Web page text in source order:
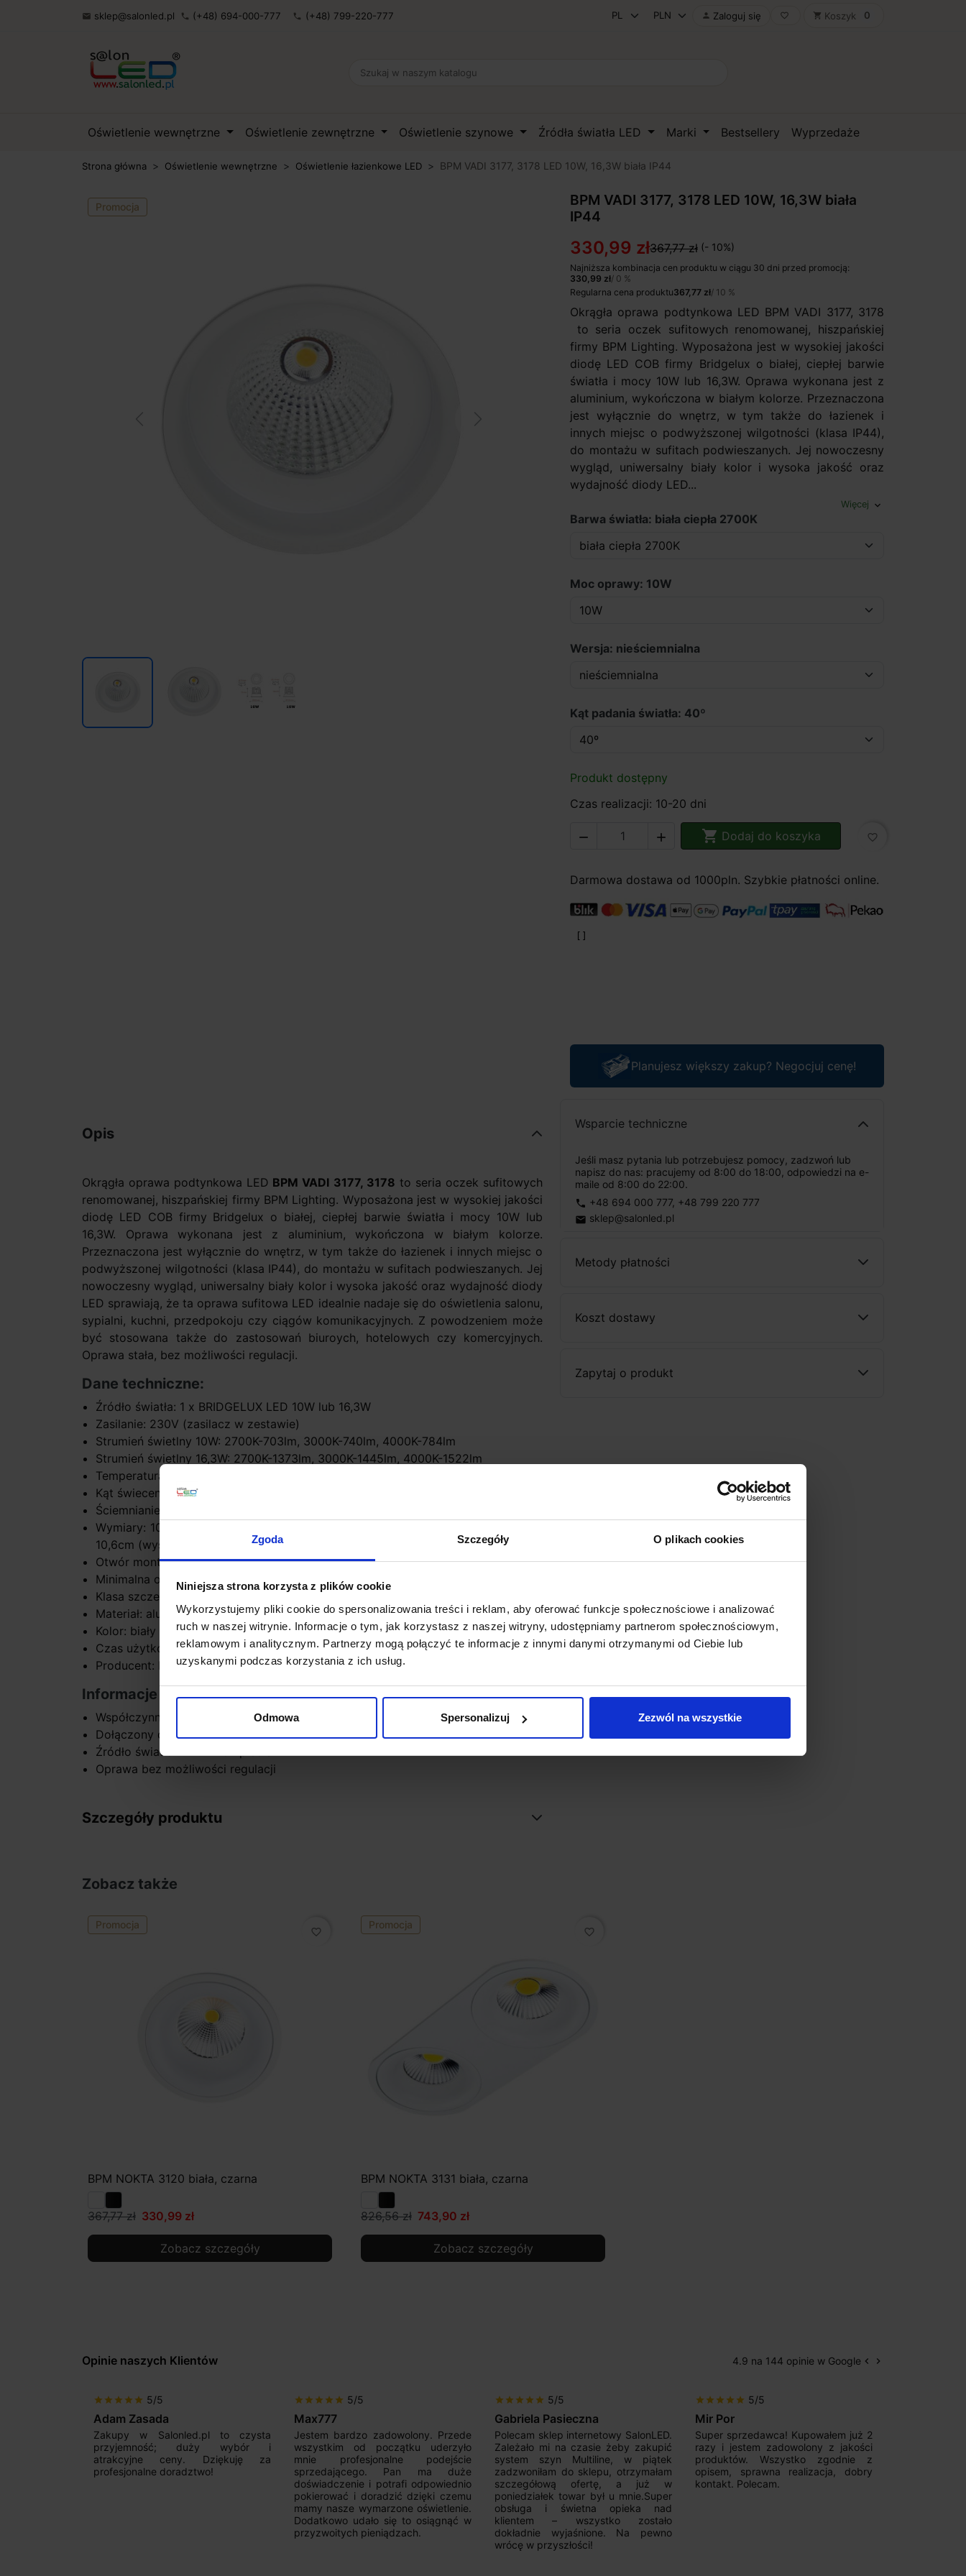
Zgoda Szczegóły O plikach cookies
Niniejsza strona korzysta z plików cookie
Wykorzystujemy pliki cookie do spersonalizowania treści i reklam, aby oferować funkcje społecznościowe i analizować
ruch w naszej witrynie. Informacje o tym, jak korzystasz z naszej witryny, udostępniamy partnerom społecznościowym,
reklamowym i analitycznym. Partnerzy mogą połączyć te informacje z innymi danymi otrzymanymi od Ciebie lub
uzyskanymi podczas korzystania z ich usług.
Odmowa Spersonalizuj Zezwól na wszystkie
 sklep@salonled.pl phone (+48) 694-000-777 phone (+48) 799-220-777  Zaloguj się favorite_border shopping_cart Koszyk 0
Oświetlenie wewnętrzne Oświetlenie zewnętrzne Oświetlenie szynowe Źródła światła LED Marki Bestsellery Wyprzedaże
Strona główna Oświetlenie wewnętrzne Oświetlenie łazienkowe LED BPM VADI 3177, 3178 LED 10W, 16,3W biała IP44
Promocja
BPM VADI 3177, 3178 LED 10W, 16,3W biała
IP44
330,99 zł367,77 zł (- 10%)
Najniższa kombinacja cen produktu w ciągu 30 dni przed promocją:
330,99 zł/ 0 %
Regularna cena produktu367,77 zł/ 10 %
Okrągła oprawa podtynkowa LED BPM VADI 3177, 3178
to seria oczek sufitowych renomowanej, hiszpańskiej
firmy BPM Lighting. Wyposażona jest w wysokiej jakości
diodę LED COB firmy Bridgelux o białej, ciepłej barwie
światła i mocy 10W lub 16,3W. Oprawa wykonana jest z
aluminium, wykończona w białym kolorze. Przeznaczona
jest wyłącznie do wnętrz, w tym także do łazienek i
innych miejsc o podwyższonej wilgotności (klasa IP44),
do montażu w sufitach podwieszanych. Jej nowoczesny
wygląd, uniwersalny biały kolor i wysoka jakość oraz
wydajność diody LED...
Więcej expand_more
Barwa światła: biała ciepła 2700K
Moc oprawy: 10W
Wersja: nieściemnialna
Kąt padania światła: 40º
Produkt dostępny
Czas realizacji: 10-20 dni
   Dodaj do koszyka favorite_border
Darmowa dostawa od 1000pln. Szybkie płatności online.
Planujesz większy zakup? Negocjuj cenę!
Wsparcie techniczne
Jeśli masz pytania lub potrzebujesz pomocy, zadzwoń lub
napisz do nas: pracujemy od 8:00 do 18:00, odpowiedzi na e-
maile od 8:00 do 22:00.
phone +48 694 000 777, +48 799 220 777
email sklep@salonled.pl
Metody płatności
Koszt dostawy
Zapytaj o produkt
Opis
Okrągła oprawa podtynkowa LED BPM VADI 3177, 3178 to seria oczek sufitowych
renomowanej, hiszpańskiej firmy BPM Lighting. Wyposażona jest w wysokiej jakości
diodę LED COB firmy Bridgelux o białej, ciepłej barwie światła i mocy 10W lub
16,3W. Oprawa wykonana jest z aluminium, wykończona w białym kolorze.
Przeznaczona jest wyłącznie do wnętrz, w tym także do łazienek i innych miejsc o
podwyższonej wilgotności (klasa IP44), do montażu w sufitach podwieszanych. Jej
nowoczesny wygląd, uniwersalny biały kolor i wysoka jakość oraz wydajność diody
LED sprawiają, że ta oprawa sufitowa LED idealnie nadaje się do oświetlenia salonu,
sypialni, kuchni, przedpokoju czy ciągów komunikacyjnych. Z powodzeniem może
być stosowana także do zastosowań biuroych, hotelowych czy komercyjnych.
Oprawa stała, bez możliwości regulacji.
Dane techniczne:
Źródło światła: 1 x BRIDGELUX LED 10W lub 16,3W
Zasilanie: 230V (zasilacz w zestawie)
Strumień świetlny 10W: 2700K-703lm, 3000K-740lm, 4000K-784lm
Strumień świetlny 16,3W: 2700K-1373lm, 3000K-1445lm, 4000K-1522lm
Temperatura barwy światła: 2700K, 3000K (biała ciepła), 4000K (biała)
Kąt świecenia 40º/60º
Ściemnianie 1-10V, DALI, SwitchDIM
Wymiary: 10W- 8,2cm (średnica) x 7,3cm (wysokość), 16,3W- 12,4cm (średnica) x
10,6cm (wysokość)
Otwór montażowy: 7,5 cm lub 11,4
Minimalna odległość od oświetlanego obiektu: 0,5m
Klasa szczelności: IP44
Materiał: aluminium
Kolor: biały
Czas użytkowania: do 50 000 h
Producent: BPM Lighting
Informacje dodatkowe:
Współczynnik oddawania barw CRI > 90
Dołączony do zestawu zasilacz zewnętrzny
Źródło światła LED w komplecie
Oprawa bez możliwości regulacji
Szczegóły produktu
Zobacz także
Promocja
favorite_border
BPM NOKTA 3120 biała, czarna
367,77 zł 330,99 zł
Zobacz szczegóły
Promocja
favorite_border
BPM NOKTA 3131 biała, czarna
826,56 zł 743,90 zł
Zobacz szczegóły
Opinie naszych Klientów 4.9 na 144 opinie w Google Poprzedni
keyboard_arrow_left Następny
keyboard_arrow_right
star star star star star 5/5
Adam Zasada
Zakupy w Salonled.pl to czysta
przyjemność; duży wybór i
atrakcyjne ceny. Dziękuję za
profesjonalne doradztwo!
star star star star star 5/5
Max777
Jestem bardzo zadowolony. Przede
wszystkim od początku uderzyło
mnie profesjonalne podejście
sprzedającego. Pan ma duże
doświadczenie i potrafi odpowiednio
pokierować i doradzić dzięki czemu
mamy nasze wymarzone oświetlenie.
Dodatkowo udało się to osiągnąć w
przyzwoitych pieniądzach.
star star star star star 5/5
Gabriela Pasieczna
Polecam sklep internetowy SalonLED.
Zależało mi na czasie żeby zakupić
system szyn Multiline, w piątek
zadzwoniłam do sklepu, otrzymałam
szczegółową ofertę, a już w
poniedziałek towar był u mnie.Super
obsługa i świetna opieka nad
klientem – wszystko zostało
dokładnie wyjaśnione. Na pewno
wrócę w przyszłości!
star star star star star 5/5
Mir Por
Super sprzedawca! Kupowałem już 2
razy i jestem zadowolony z jakości
produktów. Wszystko zgodnie z
opisem, sprawna realizacja, dobry
kontakt. Polecam.